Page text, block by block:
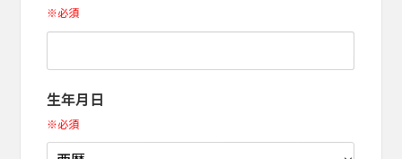
※必須
生年月日
※必須